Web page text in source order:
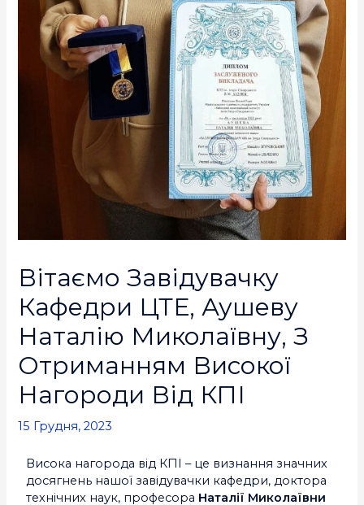
Вітаємо Завідувачку
Кафедри ЦТЕ, Аушеву
Наталію Миколаївну, З
Отриманням Високої
Нагороди Від КПІ
15 Грудня, 2023
Висока нагорода від КПІ – це визнання значних
досягнень нашої завідувачки кафедри, доктора
технічних наук, професора Наталії Миколаївни